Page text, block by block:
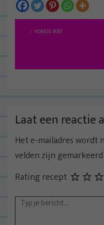
B
i
t
a
v
i
g
VORIGE POST
Laat een reactie
Het e-mailadres wordt
velden zijn
Rating recept